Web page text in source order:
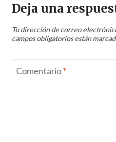
Deja una
Tu dirección de correo
campos obligatorios están
Comentario*